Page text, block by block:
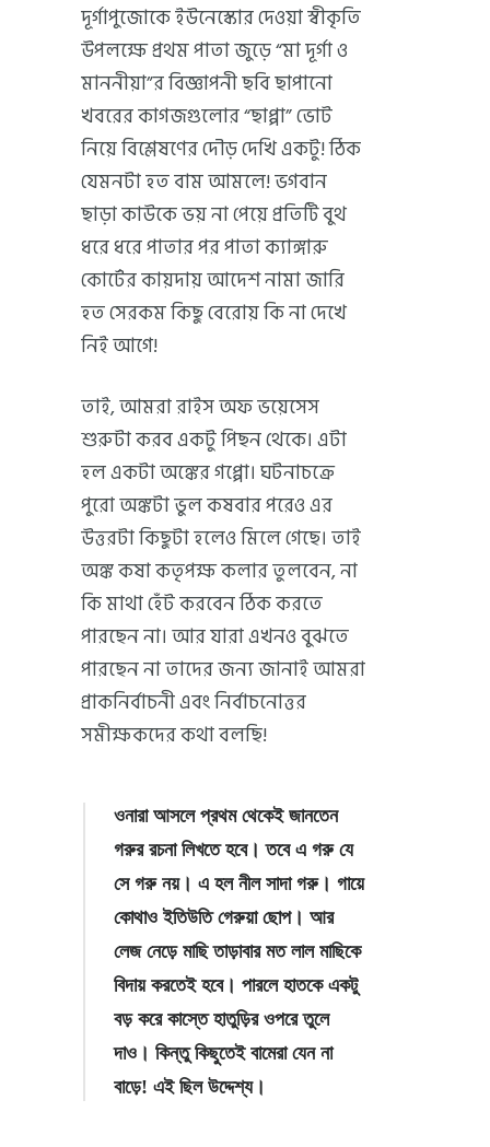
দূর্গাপুজোকে ইউনেস্কোর দেওয়া স্বীকৃতি
উপলক্ষে প্রথম পাতা জুড়ে “মা দূর্গা ও
মাননীয়া”র বিজ্ঞাপনী ছবি ছাপানো
খবরের কাগজগুলোর “ছাপ্পা” ভোট
নিয়ে বিশ্লেষণের দৌড় দেখি একটু! ঠিক
যেমনটা হত বাম আমলে! ভগবান
ছাড়া কাউকে ভয় না পেয়ে প্রতিটি বুথ
ধরে ধরে পাতার পর পাতা ক্যাঙ্গারু
কোর্টের কায়দায় আদেশ নামা জারি
হত সেরকম কিছু বেরোয় কি না দেখে
নিই আগে!
তাই, আমরা রাইস অফ ভয়েসেস
শুরুটা করব একটু পিছন থেকে। এটা
হল একটা অঙ্কের গপ্পো। ঘটনাচক্রে
পুরো অঙ্কটা ভুল কষবার পরেও এর
উত্তরটা কিছুটা হলেও মিলে গেছে। তাই
অঙ্ক কষা কতৃপক্ষ কলার তুলবেন, না
কি মাথা হেঁট করবেন ঠিক করতে
পারছেন না। আর যারা এখনও বুঝতে
পারছেন না তাদের জন্য জানাই আমরা
প্রাকনির্বাচনী এবং নির্বাচনোত্তর
সমীক্ষকদের কথা বলছি!
ওনারা আসলে প্রথম থেকেই জানতেন
গরুর রচনা লিখতে হবে। তবে এ গরু যে
সে গরু নয়। এ হল নীল সাদা গরু। গায়ে
কোথাও ইতিউতি গেরুয়া ছোপ। আর
লেজ নেড়ে মাছি তাড়াবার মত লাল মাছিকে
বিদায় করতেই হবে। পারলে হাতকে একটু
বড় করে কাস্তে হাতুড়ির ওপরে তুলে
দাও। কিন্তু কিছুতেই বামেরা যেন না
বাড়ে! এই ছিল উদ্দেশ্য।